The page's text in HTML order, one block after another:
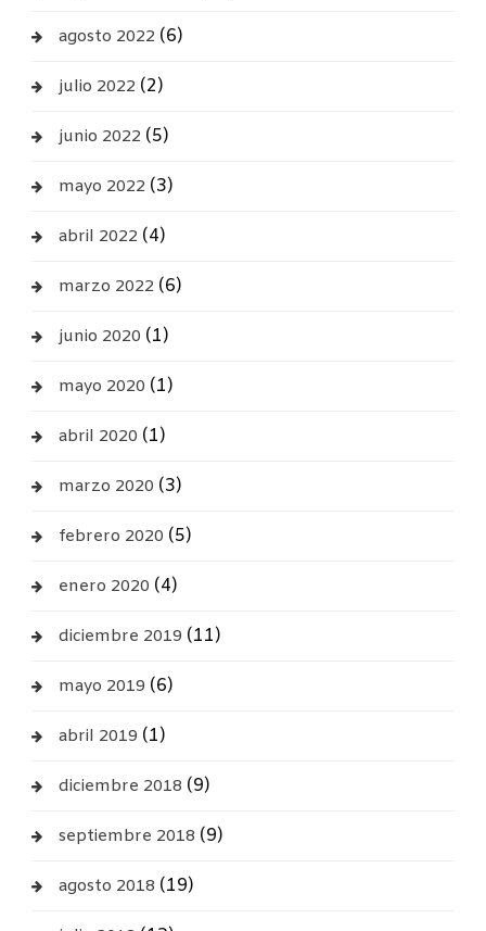
agosto 2022 (6)
julio 2022 (2)
junio 2022 (5)
mayo 2022 (3)
abril 2022 (4)
marzo 2022 (6)
junio 2020 (1)
mayo 2020 (1)
abril 2020 (1)
marzo 2020 (3)
febrero 2020 (5)
enero 2020 (4)
diciembre 2019 (11)
mayo 2019 (6)
abril 2019 (1)
diciembre 2018 (9)
septiembre 2018 (9)
agosto 2018 (19)